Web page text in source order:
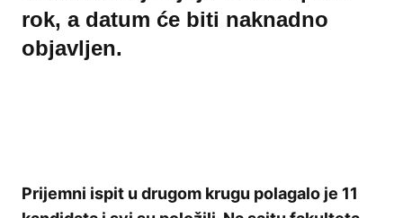
rok, a datum će biti naknadno
objavljen.
Prijemni ispit u drugom krugu polagalo je 11